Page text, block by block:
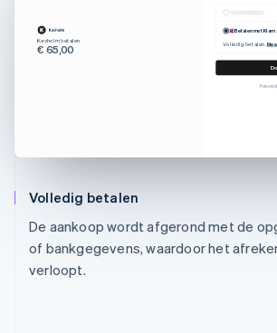
Volledig betalen
De aankoop wordt afgerond met de
of bankgegevens, waardoor het
verloopt.
Kavholm betalen
€ 65,00 € 349,00
Betalen met
Volledig betalen.